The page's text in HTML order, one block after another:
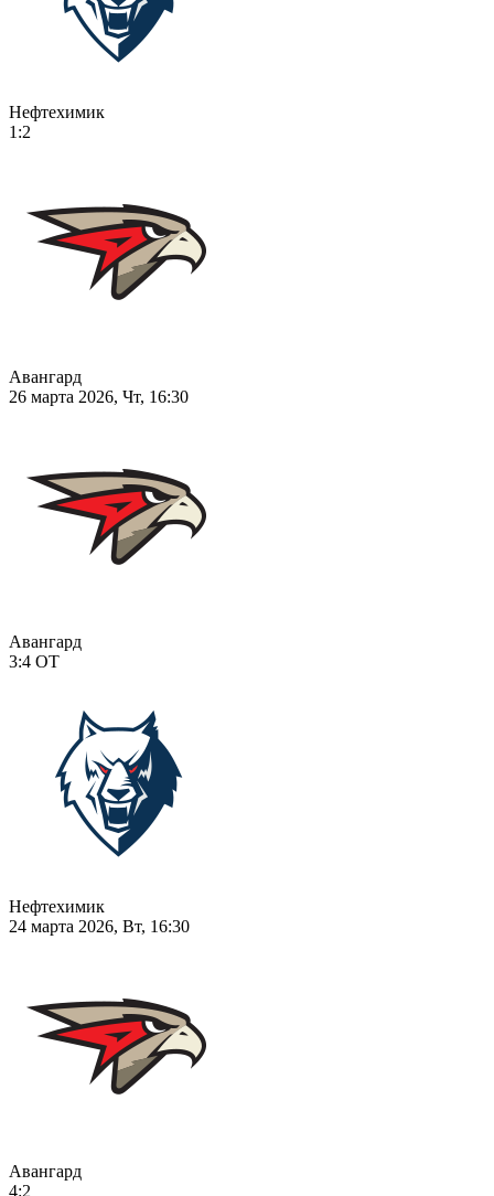
Нефтехимик
1:2
Авангард
26 марта 2026, Чт, 16:30
Авангард
3:4 ОТ
Нефтехимик
24 марта 2026, Вт, 16:30
Авангард
4:2